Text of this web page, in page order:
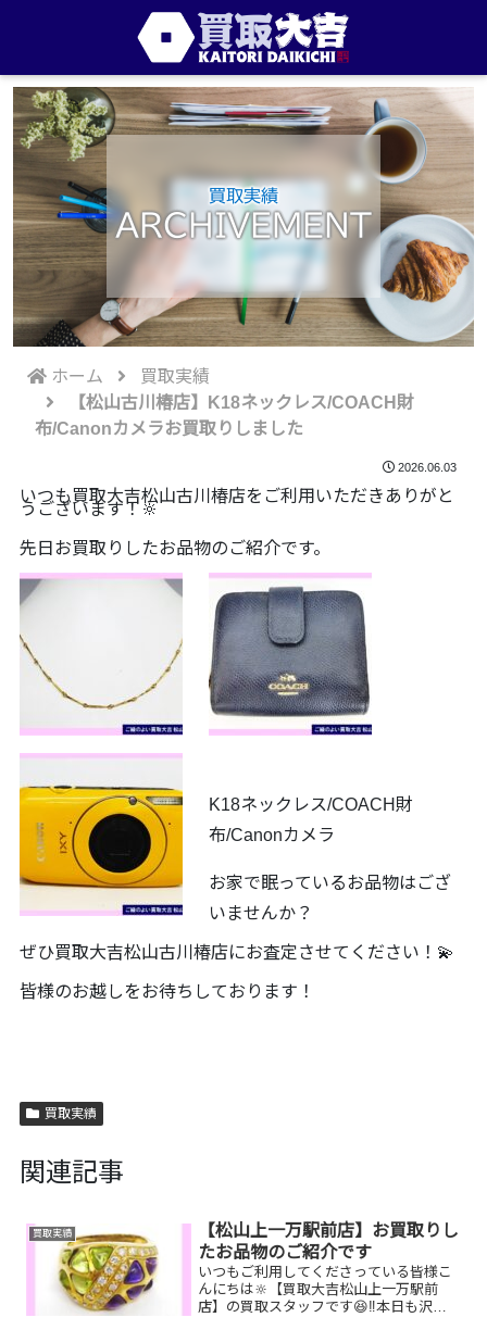
買取実績
ARCHIVEMENT
ホーム
買取実績
【松山古川椿店】K18ネックレス/COACH財
布/Canonカメラお買取りしました
2026.06.03
いつも買取大吉松山古川椿店をご利用いただきありがと
うございます！🔆
先日お買取りしたお品物のご紹介です。
K18ネックレス/COACH財
布/Canonカメラ
お家で眠っているお品物はござ
いませんか？
ぜひ買取大吉松山古川椿店にお査定させてください！💫
皆様のお越しをお待ちしております！
買取実績
関連記事
買取実績
【松山上一万駅前店】お買取りし
たお品物のご紹介です
いつもご利用してくださっている皆様こ
んにちは🔆【買取大吉松山上一万駅前
店】の買取スタッフです😆‼️本日も沢山